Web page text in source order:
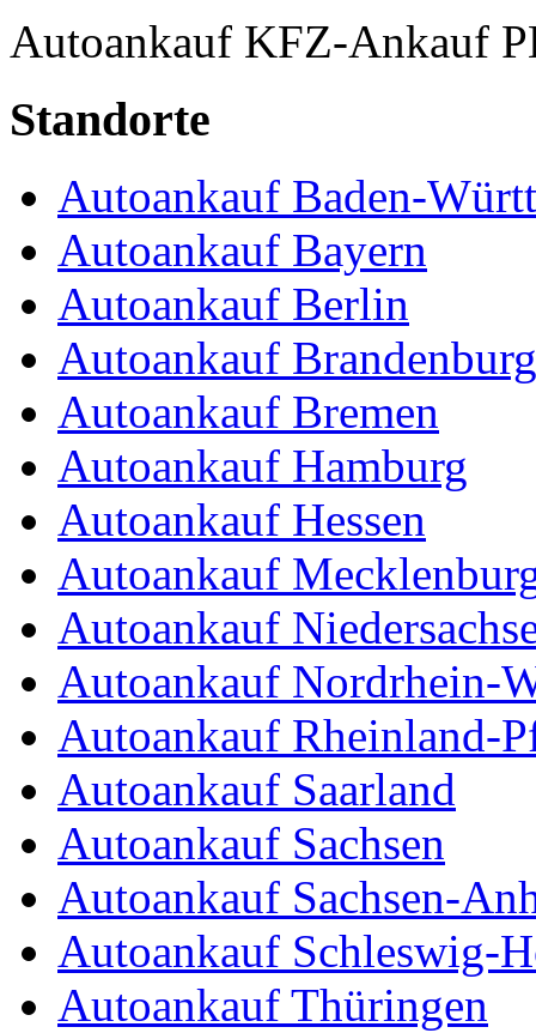
Autoankauf KFZ-Ankauf
Standorte
Autoankauf Baden-
Autoankauf Bayern
Autoankauf Berlin
Autoankauf Brandenburg
Autoankauf Bremen
Autoankauf Hamburg
Autoankauf Hessen
Autoankauf
Autoankauf
Autoankauf Nordrhein-
Autoankauf Rheinland-
Autoankauf Saarland
Autoankauf Sachsen
Autoankauf Sachsen-
Autoankauf Schleswig-
Autoankauf Thüringen